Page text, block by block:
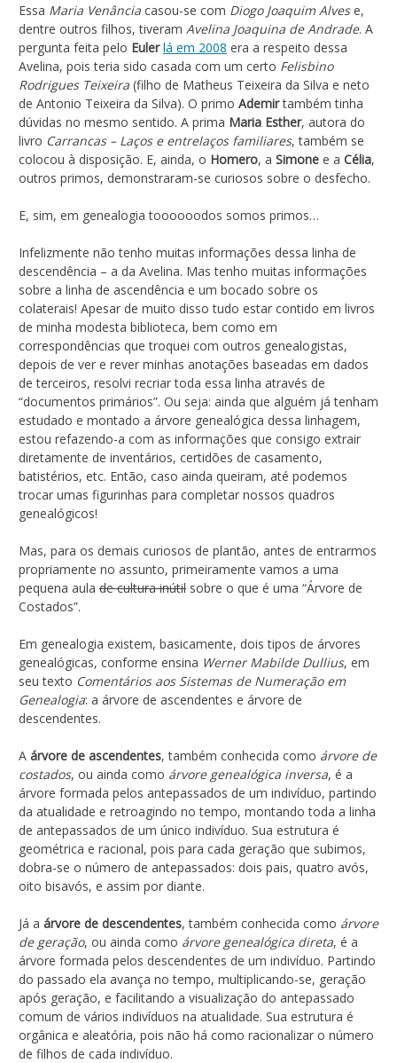
Essa Maria Venância casou-se com Diogo Joaquim Alvese,
dentre outros filhos, tiveram Avelina Joaquina de Andrade. A
pergunta feita pelo Euler lá em 2008 era a respeito dessa
Avelina, pois teria sido casada com um certo Felisbino
Rodrigues Teixeira (filho de Matheus Teixeira da Silva e neto
de Antonio Teixeira da Silva). O primo Ademirtambém tinha
dúvidas no mesmo sentido. A prima Maria Esther, autora do
livro Carrancas – Laços e entrelaços familiares, também se
colocou à disposição. E, ainda, o Homero, a Simone e a Célia,
outros primos, demonstraram-se curiosos sobre o desfecho.
E, sim, em genealogia toooooodos somos primos…
Infelizmente não tenho muitas informações dessa linha de
descendência – a da Avelina. Mas tenho muitas informações
sobre a linha de ascendência e um bocado sobre os
colaterais! Apesar de muito disso tudo estar contido em livros
de minha modesta biblioteca, bem como em
correspondências que troquei com outros genealogistas,
depois de ver e rever minhas anotações baseadas em dados
de terceiros, resolvi recriar toda essa linha através de
“documentos primários”. Ou seja: ainda que alguém já tenham
estudado e montado a árvore genealógica dessa linhagem,
estou refazendo-a com as informações que consigo extrair
diretamente de inventários, certidões de casamento,
batistérios, etc. Então, caso ainda queiram, até podemos
trocar umas figurinhas para completar nossos quadros
genealógicos!
Mas, para os demais curiosos de plantão, antes de entrarmos
propriamente no assunto, primeiramente vamos a uma
pequena aula de cultura inútil sobre o que é uma “Árvore de
Costados”.
Em genealogia existem, basicamente, dois tipos de árvores
genealógicas, conforme ensina Werner Mabilde Dullius, em
seu texto Comentários aos Sistemas de Numeração em
Genealogia: a árvore de ascendentes e árvore de
descendentes.
A árvore de ascendentes, também conhecida como árvore de
costados, ou ainda como árvore genealógica inversa, é a
árvore formada pelos antepassados de um indivíduo, partindo
da atualidade e retroagindo no tempo, montando toda a linha
de antepassados de um único indivíduo. Sua estrutura é
geométrica e racional, pois para cada geração que subimos,
dobra-se o número de antepassados: dois pais, quatro avós,
oito bisavós, e assim por diante.
Já a árvore de descendentes, também conhecida como árvore
de geração, ou ainda como árvore genealógica direta, é a
árvore formada pelos descendentes de um indivíduo. Partindo
do passado ela avança no tempo, multiplicando-se, geração
após geração, e facilitando a visualização do antepassado
comum de vários indivíduos na atualidade. Sua estrutura é
orgânica e aleatória, pois não há como racionalizar o número
de filhos de cada indivíduo.